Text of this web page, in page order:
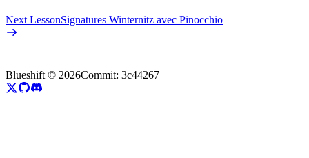
Next LessonSignatures Winternitz avec Pinocchio
Blueshift © 2026Commit: 3c44267